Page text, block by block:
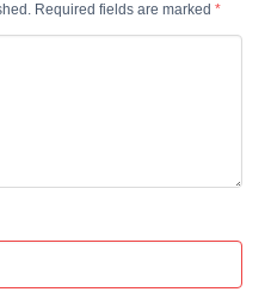
Required fields are marked *